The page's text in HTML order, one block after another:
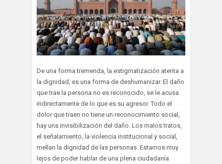
De una forma tremenda, la estigmatización atenta a
la dignidad, es una forma de deshumanizar. El daño
que trae la persona no es reconocido, se le acusa
indirectamente de lo que es su agresor. Todo el
dolor que traen no tiene un reconocimiento social,
hay una invisibilización del daño. Los malos tratos,
el señalamiento, la violencia institucional y social,
mellan la dignidad de las personas. Estamos muy
lejos de poder hablar de una plena ciudadanía